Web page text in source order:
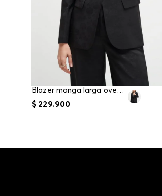
Blazer manga larga oversize
$ 229.900